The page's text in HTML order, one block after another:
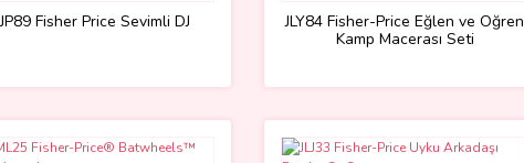
Fisher Price Sevimli DJ
JLY84 Fisher-Price Eğlen ve Öğren
Kamp Macerası Seti